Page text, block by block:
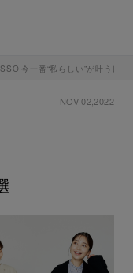
今一番“私らしい”が叶う服
NOV 02,2022